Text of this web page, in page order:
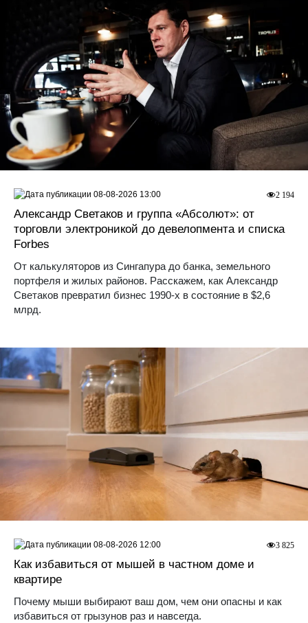
Александр Светаков и группа «Абсолют»: от
торговли электроникой до девелопмента и списка
Forbes
От калькуляторов из Сингапура до банка, земельного
портфеля и жилых районов. Расскажем, как Александр
Светаков превратил бизнес 1990-х в состояние в $2,6
млрд.
2 194
08-08-2026 13:00
Как избавиться от мышей в частном доме и
квартире
Почему мыши выбирают ваш дом, чем они опасны и как
избавиться от грызунов раз и навсегда.
3 825
08-08-2026 12:00